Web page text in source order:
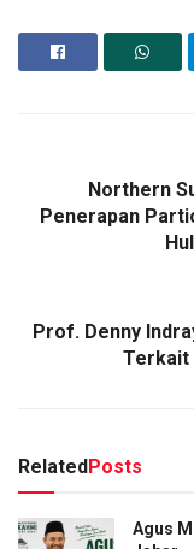
Northern
Penerapan
Prof. Denny
Terkait
RelatedPosts
Agus